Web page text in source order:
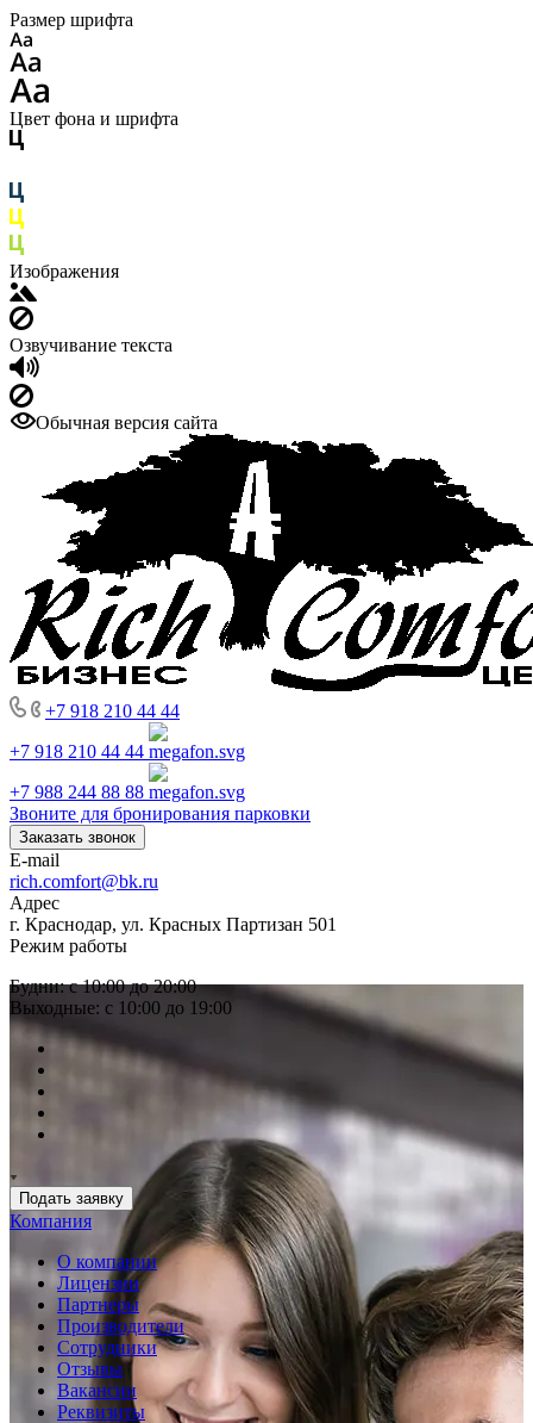
Размер шрифта
Цвет фона и шрифта
Изображения
Озвучивание текста
Обычная версия сайта
+7 918 210 44 44
+7 918 210 44 44
+7 988 244 88 88
Звоните для бронирования парковки
Заказать звонок
E-mail
rich.comfort@bk.ru
Адрес
г. Краснодар, ул. Красных Партизан 501
Режим работы
Будни: с 10:00 до 20:00
Выходные: с 10:00 до 19:00
Подать заявку
Компания
О компании
Лицензии
Партнеры
Производители
Сотрудники
Отзывы
Вакансии
Реквизиты